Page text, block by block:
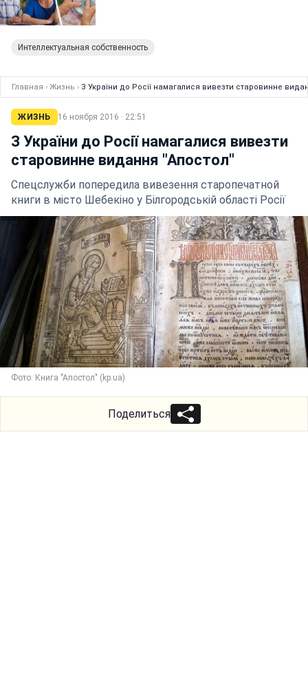
Интеллектуальная собственность
Главная › Жизнь › З України до Росії намагалися вивезти старовинне
ЖИЗНЬ 16 ноября 2016 · 22:51
З України до Росії намагалися вивезти
старовинне видання "Апостол"
Спецслужби попередила вивезення старопечатной
книги в місто Шебекіно у Білгородській області Росії
Фото: Книга "Апостол" (kp.ua)
Поделиться